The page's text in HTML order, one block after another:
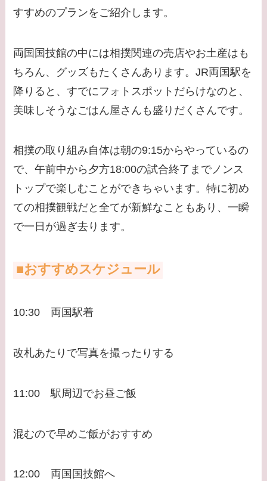
すすめのプランをご紹介します。
両国国技館の中には相撲関連の売店やお土産はも
ちろん、グッズもたくさんあります。JR両国駅を
降りると、すでにフォトスポットだらけなのと、
美味しそうなごはん屋さんも盛りだくさんです。
相撲の取り組み自体は朝の9:15からやっているの
で、午前中から夕方18:00の試合終了までノンス
トップで楽しむことができちゃいます。特に初め
ての相撲観戦だと全てが新鮮なこともあり、一瞬
で一日が過ぎ去ります。
■おすすめスケジュール
10:30 両国駅着
改札あたりで写真を撮ったりする
11:00 駅周辺でお昼ご飯
混むので早めご飯がおすすめ
12:00 両国国技館へ